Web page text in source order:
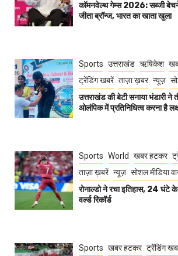
कॉमनवेल्थ गेम्स 2026: सब्जी
जीता ब्रॉन्ज, भारत का खाता खुला
Sports उत्तराखंड ऋषिकेश
ट्रेंडिंग खबरें ताज़ा ख़बर न्यूज़
उत्तराखंड की बेटी सनाया भंडारी ने
ओलंपिक में प्रतिनिधित्व करना है
Sports World खबर हटकर
ताज़ा ख़बरें न्यूज़ सोशल मीडिया
रोनाल्डो ने रचा इतिहास, 24 घंटे
वर्ल्ड रिकॉर्ड
Sports खबर हटकर ट्रेंडिंग